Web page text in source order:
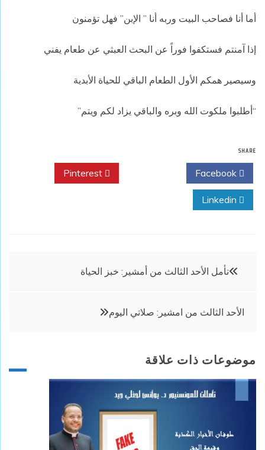
أما أنا فصاحب البيت وربه أنا ” الإبن” فهل تؤمنون
إذا آمنتم فستكفوا فوراً عن البحث العبثي عن طعام يفني
وسيصير همكم الأول الطعام الباقي للحياة الأبدية
“أطلبوا ملكوت الله وبره والباقي يزاد لكم ويتم”
SHARE
تصفّح
المقالات
تأمل الأحد الثالث من أمشير: خبز الحياة
الأحد الثالث من امشير: صلاتي اليوم
موضوعات ذات علاقة